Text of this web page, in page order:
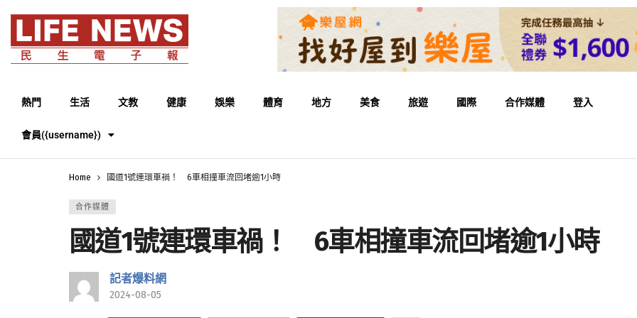
熱門 生活 文教 健康 娛樂 體育 地方 美食 旅遊 國際 合作媒體 登入
會員({username})
Home 國道1號連環車禍！ 6車相撞車流回堵逾1小時
合作媒體
國道1號連環車禍！ 6車相撞車流回堵逾1小時
記者爆料網
2024-08-05